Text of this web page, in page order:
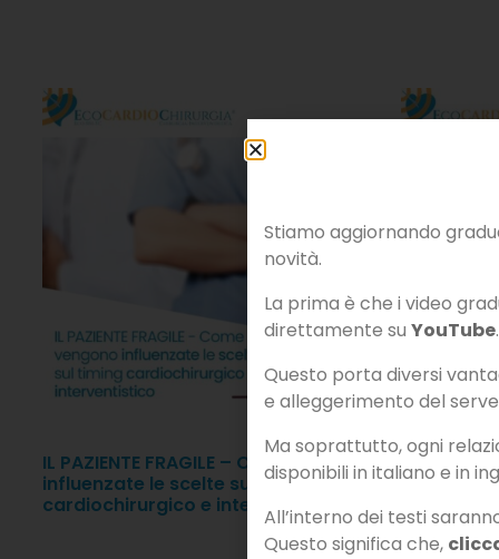
IL PAZIENTE FRAGILE – Come vengono
influenzate le scelte sul timing
cardiochirurgico e interventistico
CLINICA
non
Stiamo aggiornando
novità.
La prima è che i video
direttamente su YouTube.
Questo porta diversi
e alleggerimento del
Ma soprattutto, ogni
disponibili in italiano e in
All’interno dei testi
Questo significa che,